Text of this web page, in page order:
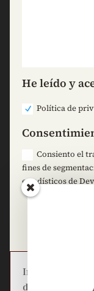
He leído y
Política de
Consiento el
fines de
estadísticos de
Información
de datos